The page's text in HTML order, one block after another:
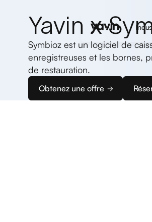
Yavin x
Symbioz est un logiciel de
enregistreuses et les bornes,
de restauration.
Obtenez une offre